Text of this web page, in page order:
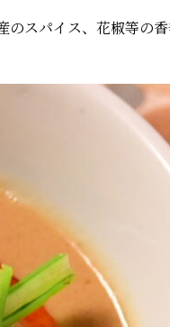
のスパイス、花椒等の